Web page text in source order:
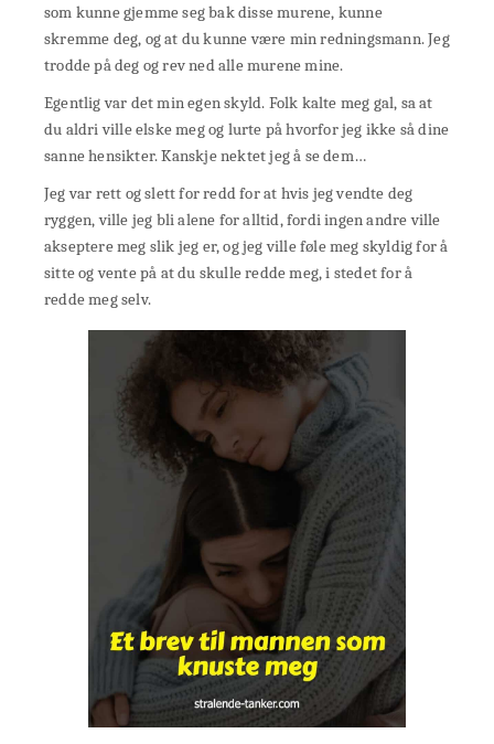
som kunne gjemme seg bak disse murene, kunne
skremme deg, og at du kunne være min redningsmann. Jeg
trodde på deg og rev ned alle murene mine.
Egentlig var det min egen skyld. Folk kalte meg gal, sa at
du aldri ville elske meg og lurte på hvorfor jeg ikke så dine
sanne hensikter. Kanskje nektet jeg å se dem…
Jeg var rett og slett for redd for at hvis jeg vendte deg
ryggen, ville jeg bli alene for alltid, fordi ingen andre ville
akseptere meg slik jeg er, og jeg ville føle meg skyldig for å
sitte og vente på at du skulle redde meg, i stedet for å
redde meg selv.